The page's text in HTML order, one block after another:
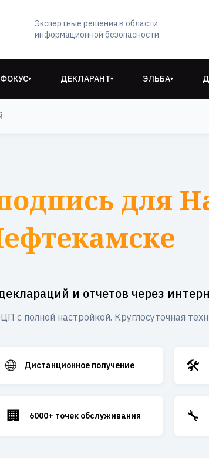
Экспертные решения в области
информационной безопасности
ФОКУС▾ ДЕКЛАРАНТ▾ ЭЛЬБА▾
для
и отчетов через
с полной настройкой. Круглосуточная
🌐 Дистанционное получение 🛠️
🏢 6000+ точек обслуживания 🔧